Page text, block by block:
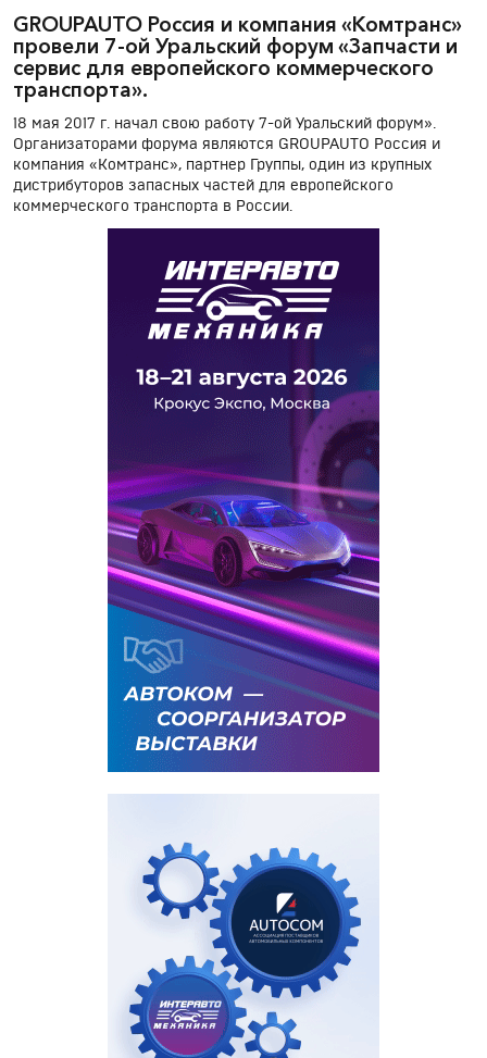
GROUPAUTO Россия и компания «Комтранс»
провели 7-ой Уральский форум «Запчасти и
сервис для европейского коммерческого
транспорта».
18 мая 2017 г. начал свою работу 7-ой Уральский форум».
Организаторами форума являются GROUPAUTO Россия и
компания «Комтранс», партнер Группы, один из крупных
дистрибуторов запасных частей для европейского
коммерческого транспорта в России.